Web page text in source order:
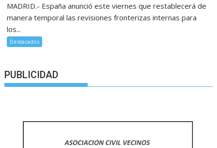
MADRID.- España anunció este viernes que restablecerá de
manera temporal las revisiones fronterizas internas para
los...
Destacados
PUBLICIDAD